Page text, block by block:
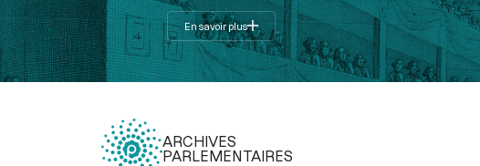
En savoir plus
ARCHIVES
PARLEMENTAIRES